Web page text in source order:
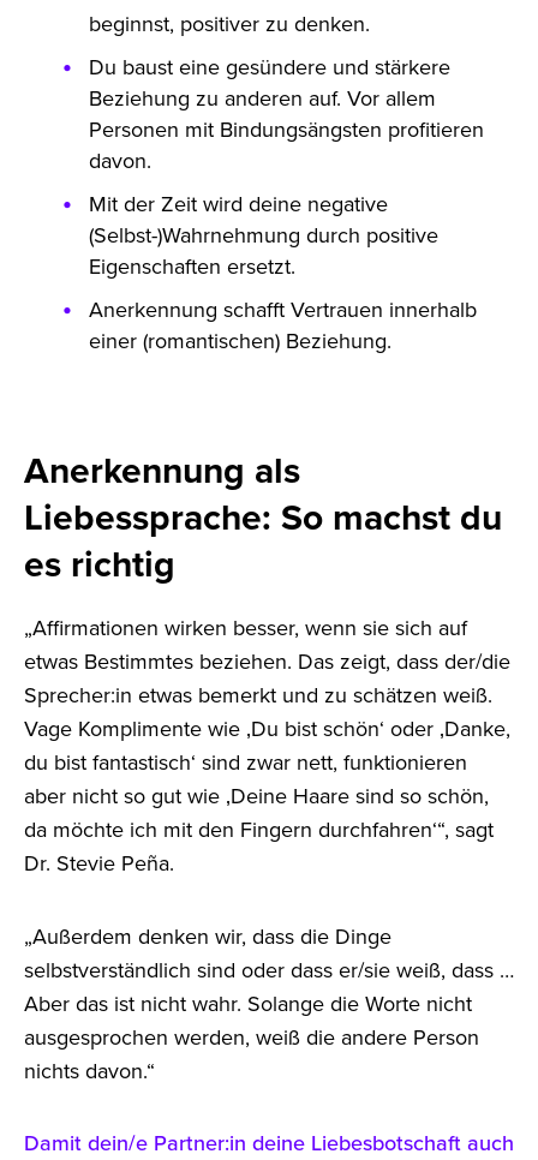
beginnst, positiver zu denken.
Du baust eine gesündere und stärkere
Beziehung zu anderen auf. Vor allem
Personen mit Bindungsängsten profitieren
davon.
Mit der Zeit wird deine negative
(Selbst-)Wahrnehmung durch positive
Eigenschaften ersetzt.
Anerkennung schafft Vertrauen innerhalb
einer (romantischen) Beziehung.
Anerkennung als
Liebessprache: So machst du
es richtig
„Affirmationen wirken besser, wenn sie sich auf
etwas Bestimmtes beziehen. Das zeigt, dass der/die
Sprecher:in etwas bemerkt und zu schätzen weiß.
Vage Komplimente wie ‚Du bist schön‘ oder ‚Danke,
du bist fantastisch‘ sind zwar nett, funktionieren
aber nicht so gut wie ‚Deine Haare sind so schön,
da möchte ich mit den Fingern durchfahren‘“, sagt
Dr. Stevie Peña.
„Außerdem denken wir, dass die Dinge
selbstverständlich sind oder dass er/sie weiß, dass …
Aber das ist nicht wahr. Solange die Worte nicht
ausgesprochen werden, weiß die andere Person
nichts davon.“
Damit dein/e Partner:in deine Liebesbotschaft auch